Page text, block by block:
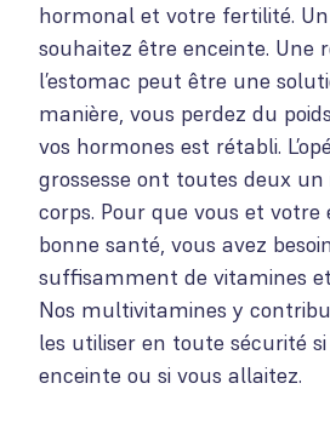
hormonal et votre fertilité.
souhaitez être enceinte. Une
l’estomac peut être une
manière, vous perdez du
vos hormones est rétabli.
grossesse ont toutes deux
corps. Pour que vous et
bonne santé, vous avez
suffisamment de vitamines
Nos multivitamines y
les utiliser en toute sécurité
enceinte ou si vous allaitez.